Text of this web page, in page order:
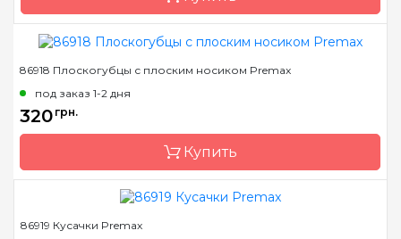
Бренд
Страна-производитель
86918 Плоскогубцы с плоским носиком Premax
под заказ 1-2 дня
320 грн.
Купить
Бренд
86919 Кусачки Premax